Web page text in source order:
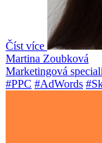
Číst více
Martina Zoubková
Marketingová
#PPC #AdWords